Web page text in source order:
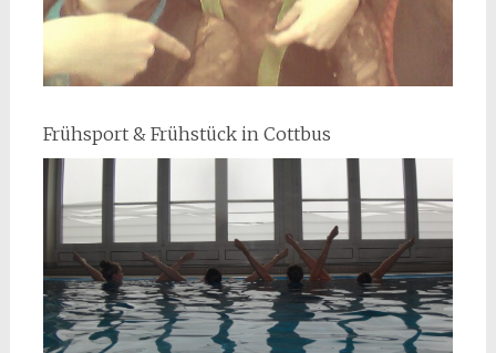
Frühsport & Frühstück in Cottbus